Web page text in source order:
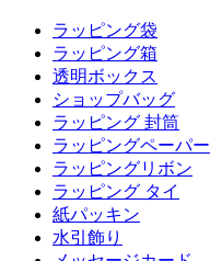
ラッピング袋
ラッピング箱
透明ボックス
ショップバッグ
ラッピング 封筒
ラッピングペーパー
ラッピングリボン
ラッピング タイ
紙パッキン
水引飾り